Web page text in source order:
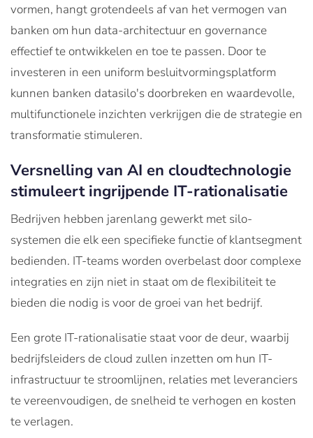
vormen, hangt grotendeels af van het vermogen van
banken om hun data-architectuur en governance
effectief te ontwikkelen en toe te passen. Door te
investeren in een uniform besluitvormingsplatform
kunnen banken datasilo's doorbreken en waardevolle,
multifunctionele inzichten verkrijgen die de strategie en
transformatie stimuleren.
Versnelling van AI en cloudtechnologie
stimuleert ingrijpende IT-rationalisatie
Bedrijven hebben jarenlang gewerkt met silo-
systemen die elk een specifieke functie of klantsegment
bedienden. IT-teams worden overbelast door complexe
integraties en zijn niet in staat om de flexibiliteit te
bieden die nodig is voor de groei van het bedrijf.
Een grote IT-rationalisatie staat voor de deur, waarbij
bedrijfsleiders de cloud zullen inzetten om hun IT-
infrastructuur te stroomlijnen, relaties met leveranciers
te vereenvoudigen, de snelheid te verhogen en kosten
te verlagen.